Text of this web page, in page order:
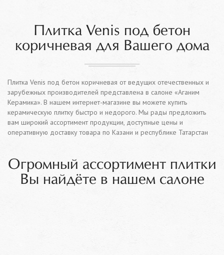
Плитка Venis под бетон
коричневая для Вашего дома
Плитка Venis под бетон коричневая от ведущих отечественных и
зарубежных производителей представлена в салоне «Аганим
Керамика». В нашем интернет-магазине вы можете купить
керамическую плитку быстро и недорого. Мы рады предложить
вам широкий ассортимент продукции, доступные цены и
оперативную доставку товара по Казани и республике Татарстан
Огромный ассортимент плитки
Вы найдёте в нашем салоне